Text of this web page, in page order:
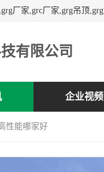
有限公司
企业视频
性能哪家好